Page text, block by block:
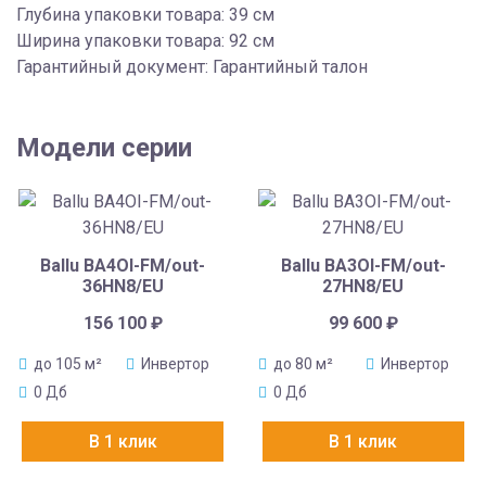
Глубина упаковки товара: 39 см
Ширина упаковки товара: 92 см
Гарантийный документ: Гарантийный талон
Модели серии
Ballu BA4OI-FM/out-
36HN8/EU
156 100 ₽
до 105 м²
Инвертор
0 Дб
В 1 клик
Ballu BA3OI-FM/out-
27HN8/EU
99 600 ₽
до 80 м²
Инвертор
0 Дб
В 1 клик